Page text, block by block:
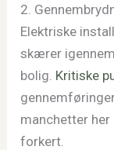
2.
Elektriske
skærer
bolig. Kritiske
manchetter
forkert.